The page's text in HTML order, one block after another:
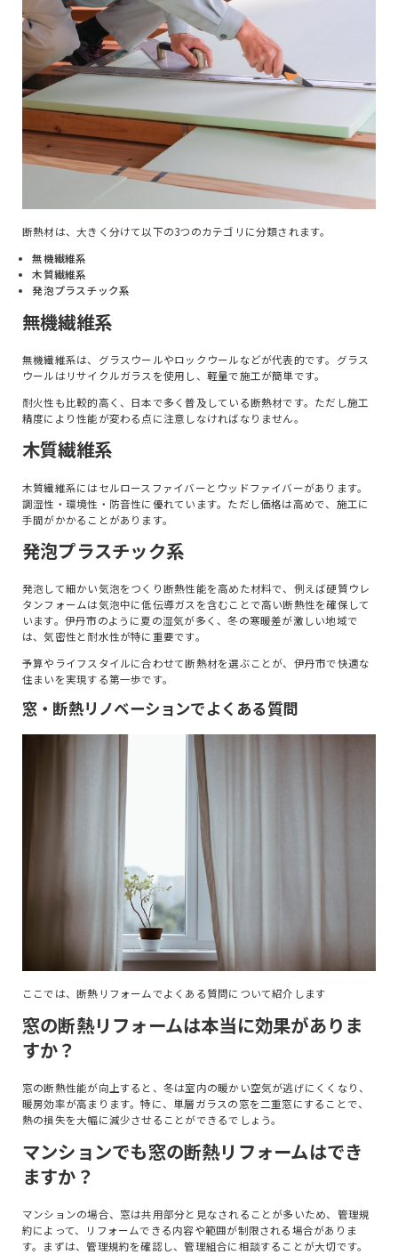
おすすめプラン
超外装リフォームプラン
リノベーションガイド
補助金情報
スタッフ紹介
ブログ
断熱材は、大きく分けて以下の3つのカテゴリに分類されます。
無機繊維系
木質繊維系
発泡プラスチック系
無機繊維系
無機繊維系は、グラスウールやロックウールなどが代表的です。グラス
ウールはリサイクルガラスを使用し、軽量で施工が簡単です。
耐火性も比較的高く、日本で多く普及している断熱材です。ただし施工
精度により性能が変わる点に注意しなければなりません。
木質繊維系
木質繊維系にはセルロースファイバーとウッドファイバーがあります。
調湿性・環境性・防音性に優れています。ただし価格は高めで、施工に
手間がかかることがあります。
発泡プラスチック系
発泡して細かい気泡をつくり断熱性能を高めた材料で、例えば硬質ウレ
タンフォームは気泡中に低伝導ガスを含むことで高い断熱性を確保して
います。伊丹市のように夏の湿気が多く、冬の寒暖差が激しい地域で
は、気密性と耐水性が特に重要です。
予算やライフスタイルに合わせて断熱材を選ぶことが、伊丹市で快適な
住まいを実現する第一歩です。
窓・断熱リノベーションでよくある質問
ここでは、断熱リフォームでよくある質問について紹介します
窓の断熱リフォームは本当に効果がありま
すか？
窓の断熱性能が向上すると、冬は室内の暖かい空気が逃げにくくなり、
暖房効率が高まります。特に、単層ガラスの窓を二重窓にすることで、
熱の損失を大幅に減少させることができるでしょう。
マンションでも窓の断熱リフォームはでき
ますか？
マンションの場合、窓は共用部分と見なされることが多いため、管理規
約によって、リフォームできる内容や範囲が制限される場合がありま
す。まずは、管理規約を確認し、管理組合に相談することが大切です。